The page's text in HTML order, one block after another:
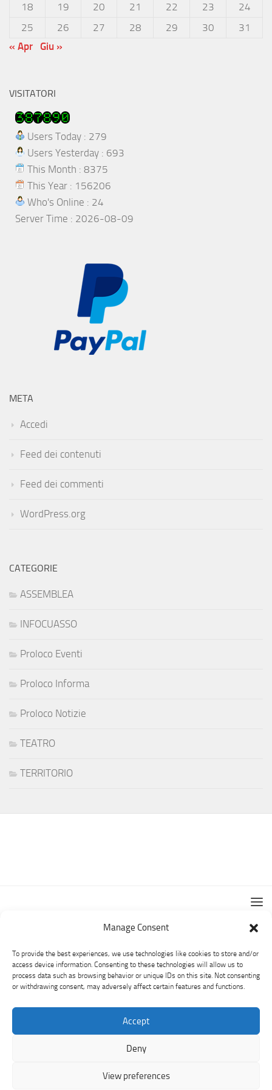
Manage Consent
To provide the best experiences, we use technologies like cookies to store and/or
access device information. Consenting to these technologies will allow us to
process data such as browsing behavior or unique IDs on this site. Not consenting
or withdrawing consent, may adversely affect certain features and functions.
Accept
Deny
View preferences
18
19 20 21 22 23
24
25
26 27 28 29 30
31
« Apr Giu »
VISITATORI
Users Today : 279
Users Yesterday : 693
This Month : 8375
This Year : 156206
Who's Online : 24
Server Time : 2026-08-09
META
Accedi
Feed dei contenuti
Feed dei commenti
WordPress.org
CATEGORIE
ASSEMBLEA
INFOCUASSO
Proloco Eventi
Proloco Informa
Proloco Notizie
TEATRO
TERRITORIO
PRO LOCO CUASSO - VIA ROMA, 8 - CUASSO AL MONTE -
21050
P.IVA 01305140129 - C.F 95002400125